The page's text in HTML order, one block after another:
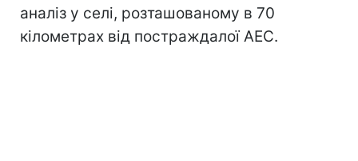
аналіз у селі, розташованому в 70
кілометрах від постраждалої АЕС.